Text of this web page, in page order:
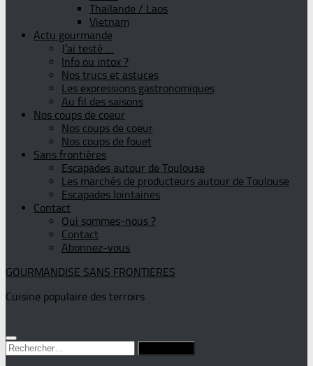
Thaïlande / Laos
Vietnam
Actu gourmande
J’ai testé …
Info ou intox ?
Nos trucs et astuces
Les expressions gastronomiques
Au fil des saisons
Nos coups de coeur
Nos coups de coeur
Nos coups de fouet
Sans frontières
Escapades autour de Toulouse
Les marchés de producteurs autour de Toulouse
Escapades lointaines
Contact
Qui sommes-nous ?
Contact
Abonnez-vous
GOURMANDISE SANS FRONTIERES
Cuisine populaire des terroirs
Rechercher :